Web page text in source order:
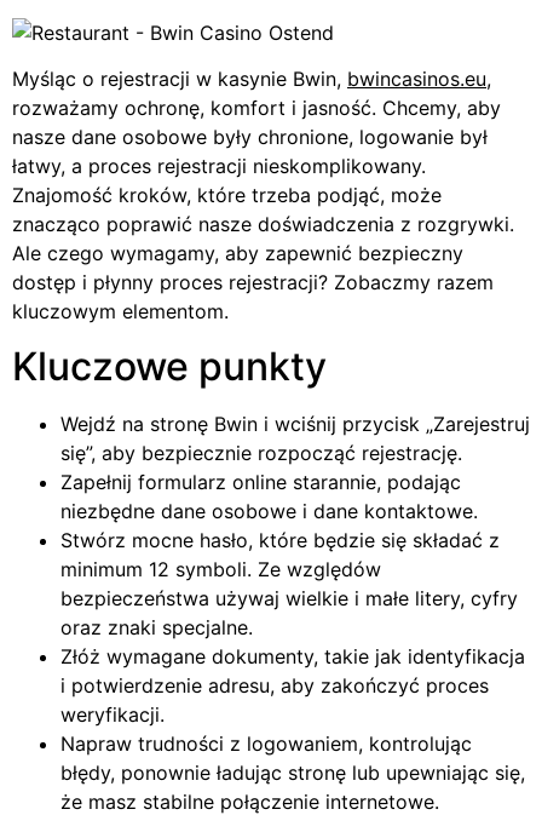
Myśląc o rejestracji w kasynie Bwin, bwincasinos.eu,
rozważamy ochronę, komfort i jasność. Chcemy, aby
nasze dane osobowe były chronione, logowanie był
łatwy, a proces rejestracji nieskomplikowany.
Znajomość kroków, które trzeba podjąć, może
znacząco poprawić nasze doświadczenia z rozgrywki.
Ale czego wymagamy, aby zapewnić bezpieczny
dostęp i płynny proces rejestracji? Zobaczmy razem
kluczowym elementom.
Kluczowe punkty
Wejdź na stronę Bwin i wciśnij przycisk „Zarejestruj
się”, aby bezpiecznie rozpocząć rejestrację.
Zapełnij formularz online starannie, podając
niezbędne dane osobowe i dane kontaktowe.
Stwórz mocne hasło, które będzie się składać z
minimum 12 symboli. Ze względów
bezpieczeństwa używaj wielkie i małe litery, cyfry
oraz znaki specjalne.
Złóż wymagane dokumenty, takie jak identyfikacja
i potwierdzenie adresu, aby zakończyć proces
weryfikacji.
Napraw trudności z logowaniem, kontrolując
błędy, ponownie ładując stronę lub upewniając się,
że masz stabilne połączenie internetowe.